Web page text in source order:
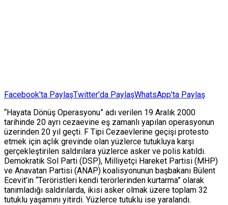
Facebook'ta PaylaşTwitter'da PaylaşWhatsApp'ta Paylaş
“Hayata Dönüş Operasyonu” adı verilen 19 Aralık 2000
tarihinde 20 ayrı cezaevine eş zamanlı yapılan operasyonun
üzerinden 20 yıl geçti. F Tipi Cezaevlerine geçişi protesto
etmek için açlık grevinde olan yüzlerce tutukluya karşı
gerçekleştirilen saldırılara yüzlerce asker ve polis katıldı.
Demokratik Sol Parti (DSP), Milliyetçi Hareket Partisi (MHP)
ve Anavatan Partisi (ANAP) koalisyonunun başbakanı Bülent
Ecevit’in “Teröristleri kendi terörlerinden kurtarma” olarak
tanımladığı saldırılarda, ikisi asker olmak üzere toplam 32
tutuklu yaşamını yitirdi. Yüzlerce tutuklu ise yaralandı.